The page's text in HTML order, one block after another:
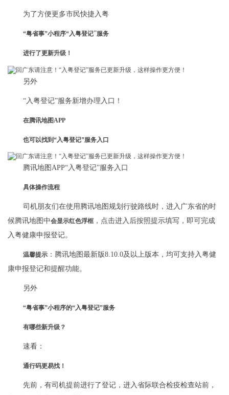
为了方便更多市民快捷入粤
“粤省事”小程序“入粤登记”服务
进行了更新升级！
另外
“入粤登记”服务新增办理入口！
在腾讯地图APP
也可以找到“入粤登记”服务入口
腾讯地图APP“入粤登记”服务入口
具体操作流程
司机朋友们在使用腾讯地图规划行驶路线时，进入广东省的时
候腾讯地图中会显示红色浮框 ，点击进入后按照提示填写，即可完成
入粤健康申报登记。
温馨提示 ：腾讯地图最新版8.10.0及以上版本，均可支持入粤健
康申报登记和提醒功能。
另外
“粤省事”小程序的“入粤登记”服务
有哪些新升级？
速看：
通行码更易找！
先前，有司机提前进行了登记，进入省际联合检疫检查站前，